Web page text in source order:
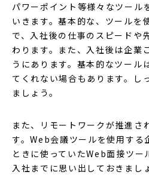
パワーポイント等様々なツール
いきます。基本的な、ツールを
で、入社後の仕事のスピードや
わります。また、入社後は企業
うにあります。基本的なツール
てくれない場合もあります。し
ましょう。
また、リモートワークが推進さ
す。Web会議ツールを使用する
ときに使っていたWeb面接ツー
入社までに思い出しておきまし